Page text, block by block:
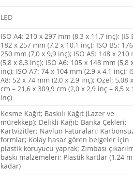
LED
ISO A4: 210 x 297 mm (8,3 x 11,7 inç); JIS
182 x 257 mm (7,2 x 10,1 inç); ISO B5:
250 mm (7,0 x 9,9 inç); ISO A5: 148 x 210
(5,8 x 8,3 inç); ISO A6: 105 x 148 mm (5,8
inç); ISO A7: 74 x 104 mm (2,9 x 4,1 inç);
A8: 52 x 74 mm (2,0 x 2,9 inç); Özel: 5,08
cm – 21,6 x 309,9 cm (2,0 x 2,9 inç – 8,5 x
inç)
Kesme Kağıt; Baskılı Kağıt (Lazer ve
mürekkep); Delikli Kağıt; Banka Çekleri;
Kartvizitler; Navlun Faturaları;
formlar; Kolay hasar gören belgeler için
plastik koruyucu yaprak; Zımbası
baskı malzemeleri; Plastik kartlar (1,24
kadar)